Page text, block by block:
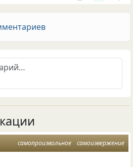
самопроизвольное самоизвержение